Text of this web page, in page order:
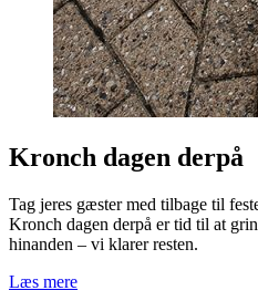
Kronch dagen derpå
Tag jeres gæster med tilbage til
Kronch dagen derpå er tid til at
hinanden – vi klarer resten.
Læs mere